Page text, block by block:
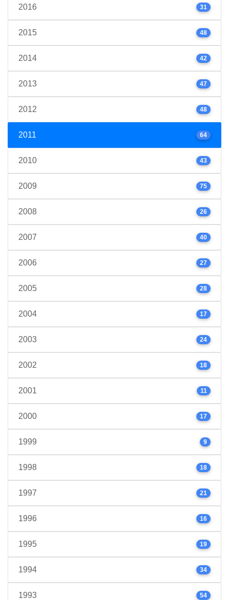
2016 31
2015 48
2014 42
2013 47
2012 48
2011 64
2010 43
2009 75
2008 26
2007 40
2006 27
2005 28
2004 17
2003 24
2002 18
2001 11
2000 17
1999 9
1998 18
1997 21
1996 16
1995 19
1994 34
1993 54